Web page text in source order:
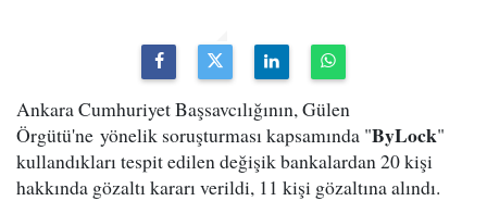
Ankara Cumhuriyet Başsavcılığının, Gülen
Örgütü'ne yönelik soruşturması kapsamında "ByLock"
kullandıkları tespit edilen değişik bankalardan 20 kişi
hakkında gözaltı kararı verildi, 11 kişi gözaltına alındı.